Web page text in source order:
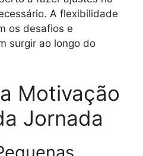
A flexibilidade
os desafios e
surgir ao longo do
Motivação
Jornada